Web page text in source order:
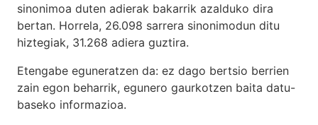
sinonimoa duten adierak bakarrik azalduko dira
bertan. Horrela, 26.098 sarrera sinonimodun ditu
hiztegiak, 31.268 adiera guztira.
Etengabe eguneratzen da: ez dago bertsio berrien
zain egon beharrik, egunero gaurkotzen baita datu-
baseko informazioa.